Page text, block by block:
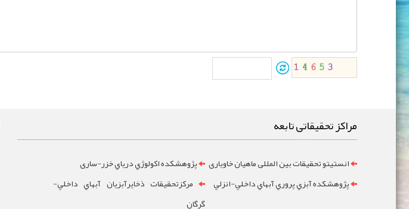
مراکز تحقیقاتی تابعه
انستیتو تحقیقات بین المللی ماهیان خاویاری
پژوهشکده اکولوژي درياي خزر-ساری
پژوهشکده آبزي پروري آبهاي داخلي-انزلي
مرکزتحقيقات ذخايرآبزيان آبهاي داخلي-
گرگان